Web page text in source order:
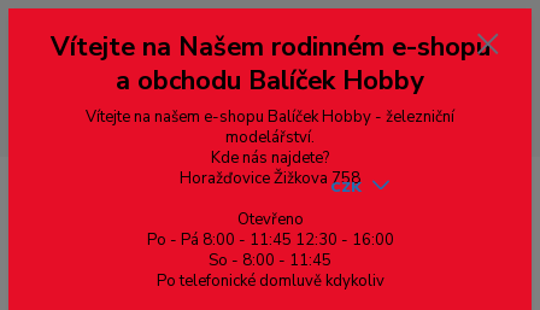
--- pro zákazníky ze Slovenska a jiných zemí, pokud chcete platit v eurech
přepněte si e-shop na euro 💶 pro přepočet měny - pravý horní roh ---
dobírky – pokud si z nějakého důvodu zásilku nevyzvednete, bude po
domluvě zaslána znovu s opětovnou platbou za poštovné, v opačném
případě bude zrušena a účet přidán na blacklist a rušeny následující
objednávky.
CZK
Vítejte na Našem rodinném e-shopu
a obchodu Balíček Hobby
Vítejte na našem e-shopu Balíček Hobby - železniční
modelářství.
Kde nás najdete?
Horažďovice Žižkova 758
Otevřeno
Po - Pá 8:00 - 11:45 12:30 - 16:00
So - 8:00 - 11:45
Po telefonické domluvě kdykoliv